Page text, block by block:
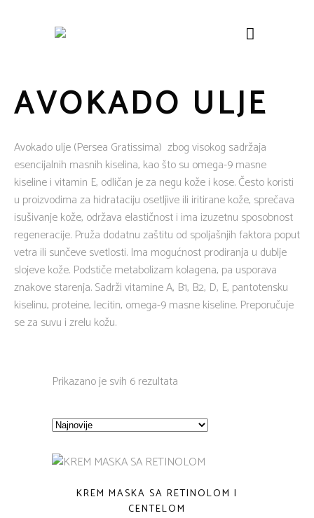
AVOKADO ULJE
Avokado ulje (Persea Gratissima) zbog visokog sadržaja
esencijalnih masnih kiselina, kao što su omega-9 masne
kiseline i vitamin E, odličan je za negu kože i kose. Često koristi
u proizvodima za hidrataciju osetljive ili iritirane kože, sprečava
isušivanje kože, održava elastičnost i ima izuzetnu sposobnost
regeneracije. Pruža dodatnu zaštitu od spoljašnjih faktora poput
vetra ili sunčeve svetlosti. Ima mogućnost prodiranja u dublje
slojeve kože. Podstiče metabolizam kolagena, pa usporava
znakove starenja. Sadrži vitamine A, B1, B2, D, E, pantotensku
kiselinu, proteine, lecitin, omega-9 masne kiseline. Preporučuje
se za suvu i zrelu kožu.
Prikazano je svih 6 rezultata
KREM MASKA SA RETINOLOM I
CENTELOM